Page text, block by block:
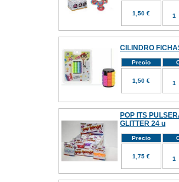
1,50 €
CILINDRO
Precio
1,50 €
POP ITS
GLITTER 24 u
Precio
1,75 €